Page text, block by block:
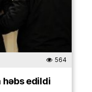
564
edildi